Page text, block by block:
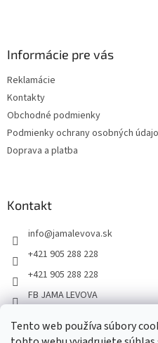
Tento web používa súbory
Informácie pre vás
Reklamácie
Kontakty
Obchodné podmienky
Podmienky ochrany osobných
Doprava a platba
Kontakt
info@jamalevova.sk
+421 905 288 228
+421 905 288 228
FB JAMA LEVOVA
JamaLevova